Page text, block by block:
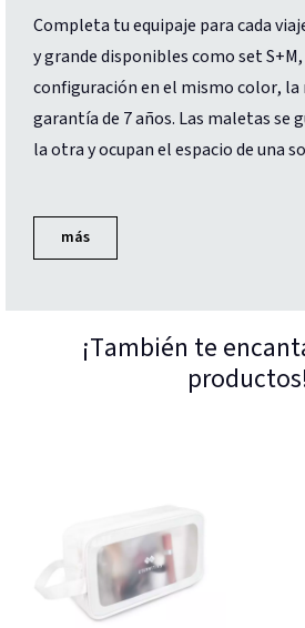
Completa tu equipaje para cada
y grande disponibles como set S+M,
configuración en el mismo color, la
garantía de 7 años. Las maletas se
la otra y ocupan el espacio de una
más
¡También te